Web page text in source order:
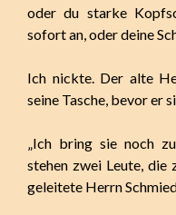
oder du starke
sofort an, oder deine
Ich nickte. Der alte
seine Tasche, bevor er
„Ich bring sie noch
stehen zwei Leute, die
geleitete Herrn